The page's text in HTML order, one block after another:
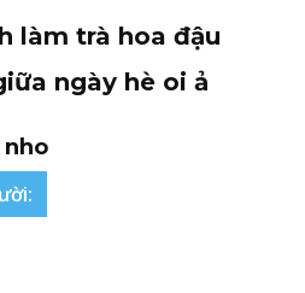
làm trà hoa đậu
ngày hè oi ả
nho